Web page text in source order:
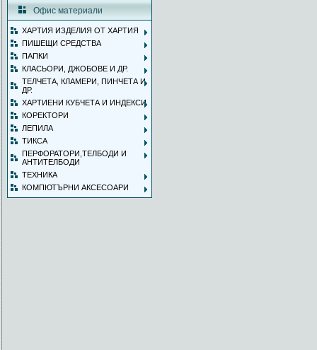
Офис материали
ХАРТИЯ ИЗДЕЛИЯ ОТ ХАРТИЯ
ПИШЕЩИ СРЕДСТВА
ПАПКИ
КЛАСЬОРИ, ДЖОБОВЕ И ДР.
ТЕЛЧЕТА, КЛАМЕРИ, ПИНЧЕТА И
ДР.
ХАРТИЕНИ КУБЧЕТА И ИНДЕКСИ
КОРЕКТОРИ
ЛЕПИЛА
ТИКСА
ПЕРФОРАТОРИ,ТЕЛБОДИ И
АНТИТЕЛБОДИ
ТЕХНИКА
КОМПЮТЪРНИ АКСЕСОАРИ